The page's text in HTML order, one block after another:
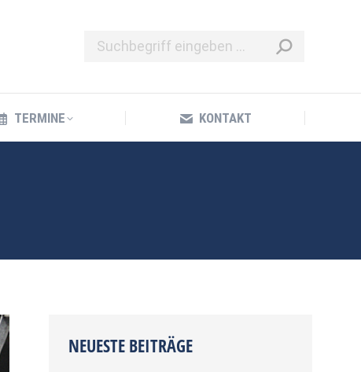
TERMINE KONTAKT
NEUESTE BEITRÄGE